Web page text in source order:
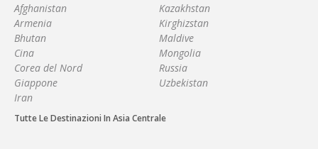
Afghanistan
Armenia
Bhutan
Cina
Corea del Nord
Giappone
Iran
Kazakhstan
Kirghizstan
Maldive
Mongolia
Russia
Uzbekistan
Tutte Le Destinazioni In Asia Centrale